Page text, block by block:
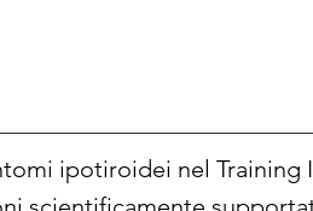
ipotiroidei nel Training